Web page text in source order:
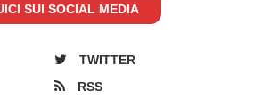
SUI SOCIAL MEDIA
TWITTER
RSS